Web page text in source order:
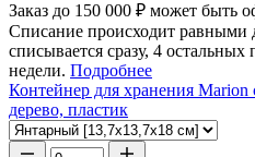
Заказ до 150 000 ₽ может быть
Списание происходит равными
списывается сразу, 4
недели. Подробнее
Контейнер для хранения
дерево, пластик